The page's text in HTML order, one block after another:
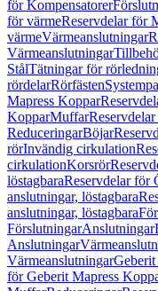
för Kompensatorer
för värmeReservdelar för
värmeVärmeanslutningar
Värmeanslutningar
StålTätningar för
rördelarRörfästen
Mapress Koppar
KopparMuffar
ReduceringarBöjar
rörInvändig cirkulation
cirkulationKorsrör
löstagbaraReservdelar för
anslutningar, löstagbara
anslutningar, löstagbara
FörslutningarAnslutningar
Anslutningar
Värmeanslutningar
för Geberit Mapress